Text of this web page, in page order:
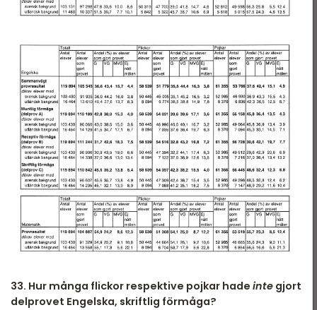
33. Hur många flickor respektive pojkar hade inte gjort
delprovet Engelska, skriftlig förmåga?
2022
2022 - mars
2021
2021
2018
2017
2014
DTK - Provpass 2
DTK - Provpass 4
2012